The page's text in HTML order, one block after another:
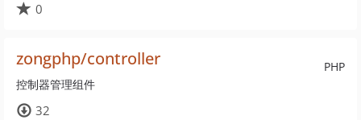
0
PHP
zongphp/controller
控制器管理组件
32